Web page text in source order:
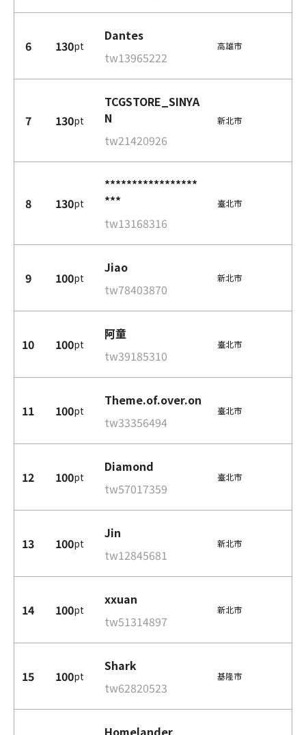
6 130pt
Dantes
tw13965222
高雄市
7 130pt
TCGSTORE_SINYA
N
tw21420926
新北市
8 130pt
*****************
***
tw13168316
臺北市
9 100pt
Jiao
tw78403870
新北市
10 100pt
阿童
tw39185310
臺北市
11 100pt
Theme.of.over.on
tw33356494
臺北市
12 100pt
Diamond
tw57017359
臺北市
13 100pt
Jin
tw12845681
新北市
14 100pt
xxuan
tw51314897
新北市
15 100pt
Shark
tw62820523
基隆市
Homelander